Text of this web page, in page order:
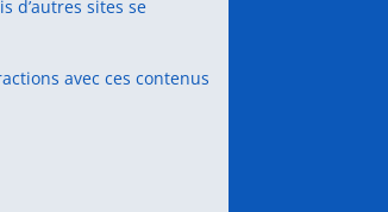
d’autres sites se
avec ces contenus